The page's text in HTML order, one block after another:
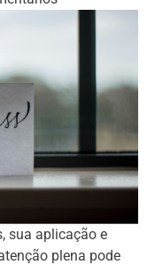
sua aplicação e
plena pode